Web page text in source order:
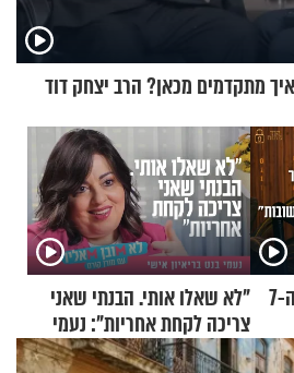
מתקדמים מכאן? הרב יצחק דוד
קוד פתוח | דניאל ברגר: "ה-7 "לא שאלו אותי. הבנתי שאני
צריכה לקחת אחריות": נעמי
בנט בריאיון אישי